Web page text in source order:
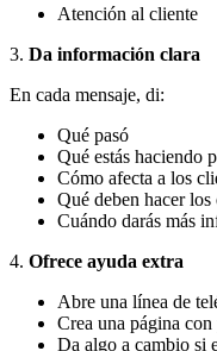
Atención al cliente
3. Da información clara
En cada mensaje, di:
Qué pasó
Qué estás haciendo
Cómo afecta a los
Qué deben hacer los
Cuándo darás más
4. Ofrece ayuda extra
Abre una línea de
Crea una página
Da algo a cambio si